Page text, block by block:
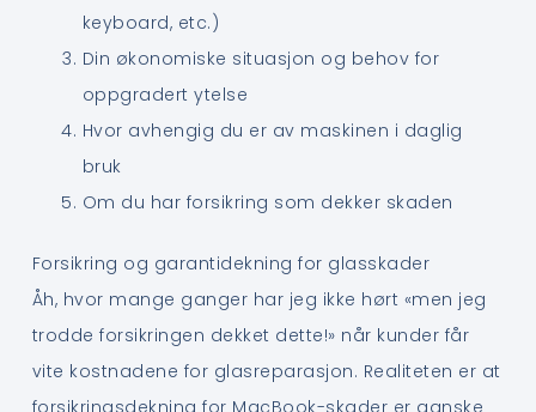
keyboard, etc.)
Din økonomiske situasjon og behov for
oppgradert ytelse
Hvor avhengig du er av maskinen i daglig
bruk
Om du har forsikring som dekker skaden
Forsikring og garantidekning for glasskader
Åh, hvor mange ganger har jeg ikke hørt «men jeg
trodde forsikringen dekket dette!» når kunder får
vite kostnadene for glasreparasjon. Realiteten er at
forsikringsdekning for MacBook-skader er ganske